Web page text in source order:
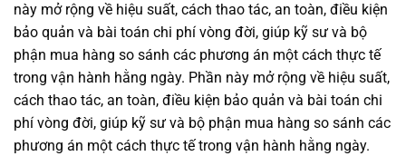
này mở rộng về hiệu suất, cách thao tác, an toàn, điều kiện
bảo quản và bài toán chi phí vòng đời, giúp kỹ sư và bộ
phận mua hàng so sánh các phương án một cách thực tế
trong vận hành hằng ngày. Phần này mở rộng về hiệu suất,
cách thao tác, an toàn, điều kiện bảo quản và bài toán chi
phí vòng đời, giúp kỹ sư và bộ phận mua hàng so sánh các
phương án một cách thực tế trong vận hành hằng ngày.